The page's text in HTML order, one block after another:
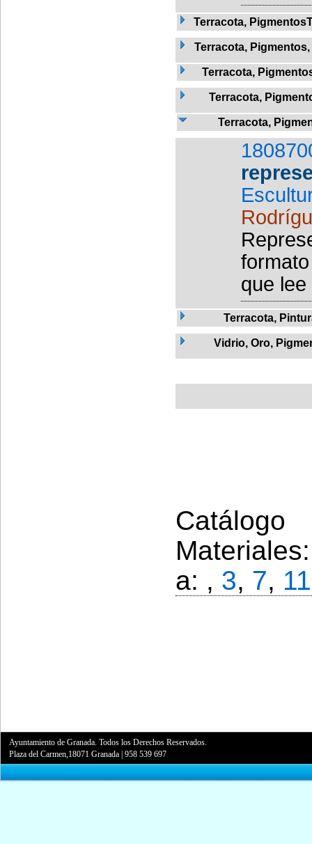
Terracota,
Terracota,
Terracota,
Terracota,
Terracota,
que
Terracota,
Vidrio, Oro,
a: , 3, 7, 11
Ayuntamiento de Granada. Todos los Derechos Reservados.
Plaza del Carmen,18071 Granada |958 539 697